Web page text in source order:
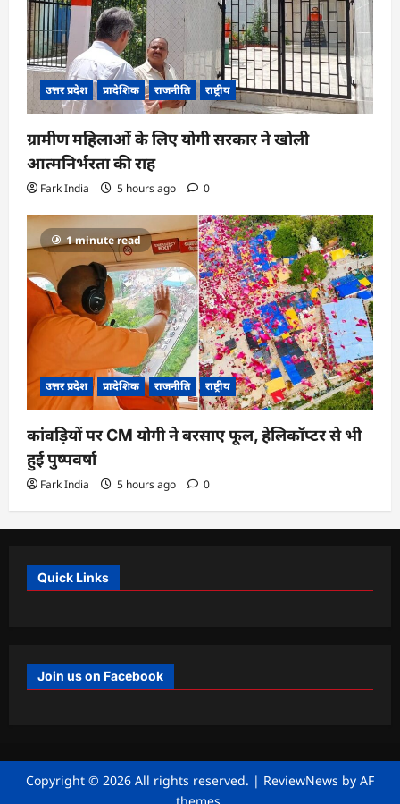
उत्तर प्रदेश प्रादेशिक राजनीति राष्ट्रीय
ग्रामीण महिलाओं के लिए योगी सरकार ने खोली
आत्मनिर्भरता की राह
Fark India 5 hours ago 0
1 minute read
उत्तर प्रदेश प्रादेशिक राजनीति राष्ट्रीय
कांवड़ियों पर CM योगी ने बरसाए फूल, हेलिकॉप्टर से भी
हुई पुष्पवर्षा
Fark India 5 hours ago 0
Quick Links
Join us on Facebook
Copyright © 2026 All rights reserved. | ReviewNews by AF